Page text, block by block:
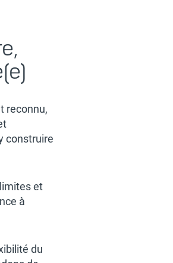
reconnu,
construire
et
à
du